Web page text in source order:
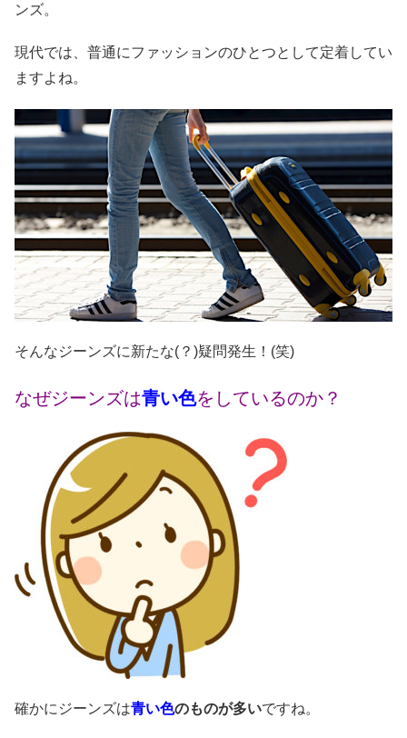
ンズ。
現代では、普通にファッションのひとつとして定着してい
ますよね。
そんなジーンズに新たな(？)疑問発生！(笑)
なぜジーンズは青い色をしているのか？
確かにジーンズは青い色のものが多いですね。